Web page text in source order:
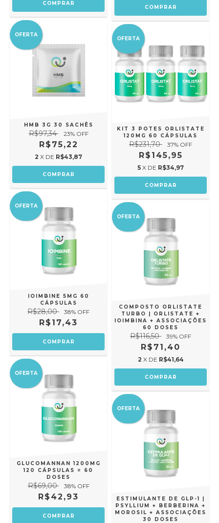
OFERTA
HMB 3G 30 SACHÊS
R$97,34 23% OFF
R$75,22
2 X DE R$43,87
OFERTA
KIT 3 POTES ORLISTATE
120MG 60 CÁPSULAS
R$231,70 37% OFF
R$145,95
5 X DE R$34,97
OFERTA
IOIMBINE 5MG 60
CÁPSULAS
R$28,00 38% OFF
R$17,43
OFERTA
COMPOSTO ORLISTATE
TURBO | ORLISTATE +
IOIMBINA + ASSOCIAÇÕES
60 DOSES
R$116,50 39% OFF
R$71,40
2 X DE R$41,64
OFERTA
GLUCOMANNAN 1200MG
120 CÁPSULAS = 60
DOSES
R$69,00 38% OFF
R$42,93
OFERTA
ESTIMULANTE DE GLP-1 |
PSYLLIUM + BERBERINA +
MOROSIL + ASSOCIAÇÕES
30 DOSES